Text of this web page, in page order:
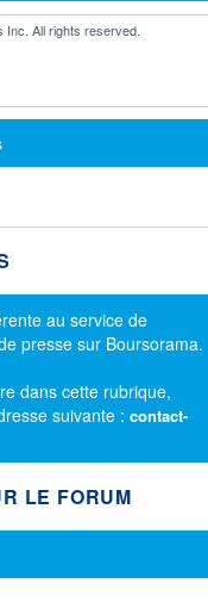
All rights reserved.
au service de
presse sur Boursorama.
dans cette rubrique,
suivante : contact-
LE FORUM